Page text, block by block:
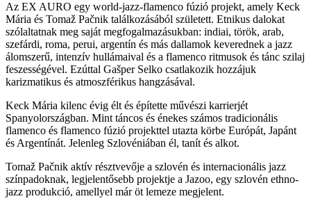
Az EX AURO egy world-jazz-flamenco fúzió projekt, amely Keck
Mária és Tomaž Pačnik találkozásából született. Etnikus dalokat
szólaltatnak meg saját megfogalmazásukban: indiai, török, arab,
szefárdi, roma, perui, argentín és más dallamok keverednek a jazz
álomszerű, intenzív hullámaival és a flamenco ritmusok és tánc szilaj
feszességével. Ezúttal Gašper Selko csatlakozik hozzájuk
karizmatikus és atmoszférikus hangzásával.
Keck Mária kilenc évig élt és építette művészi karrierjét
Spanyolországban. Mint táncos és énekes számos tradicionális
flamenco és flamenco fúzió projekttel utazta körbe Európát, Japánt
és Argentínát. Jelenleg Szlovéniában él, tanít és alkot.
Tomaž Pačnik aktív résztvevője a szlovén és internacionális jazz
színpadoknak, legjelentősebb projektje a Jazoo, egy szlovén ethno-
jazz produkció, amellyel már öt lemeze megjelent.